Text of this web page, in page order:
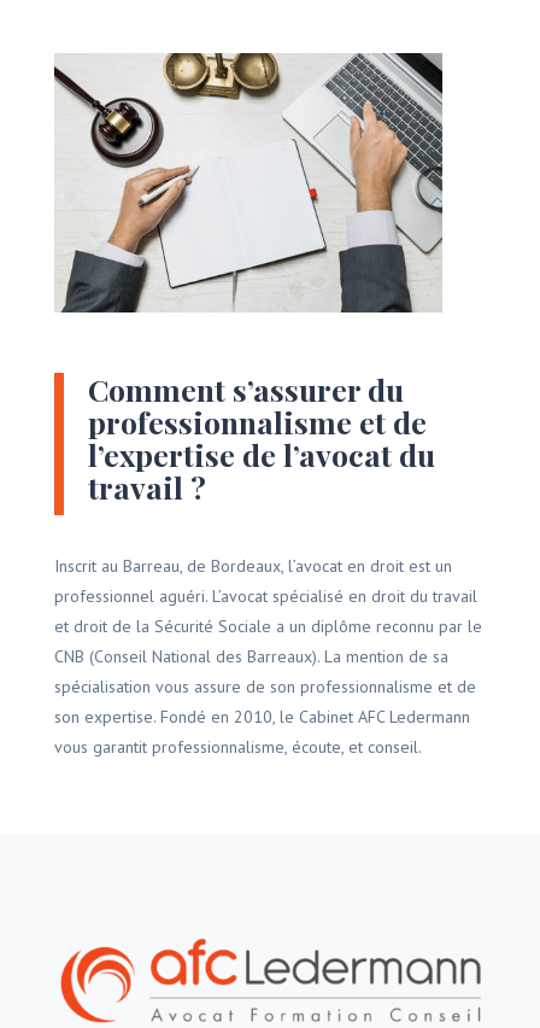
Comment s’assurer du
professionnalisme et de
l’expertise de l’avocat du
travail ?
Inscrit au Barreau, de Bordeaux, l’avocat en droit est un
professionnel aguéri. L’avocat spécialisé en droit du travail
et droit de la Sécurité Sociale a un diplôme reconnu par le
CNB (Conseil National des Barreaux). La mention de sa
spécialisation vous assure de son professionnalisme et de
son expertise. Fondé en 2010, le Cabinet AFC Ledermann
vous garantit professionnalisme, écoute, et conseil.